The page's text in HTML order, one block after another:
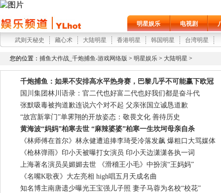
明星娱乐 电视剧
武则天秘史 藏心术 大陆明星 香港明星 韩国明星 台湾明星
您的位置： 捕鱼大作战_千炮捕鱼-游戏网络版 > 明星娱乐 > 大陆明星 >
千炮捕鱼：如果不安排高水平热身赛，巴黎几乎不可能赢下欧冠
国川集团林川语录：官二代也好富二代也好我们都是奋斗代
张默吸毒被拘道歉连说六个对不起 父亲张国立诚恳道歉
“故宫新掌门”单霁翔的开放姿态：敬畏文化 善待历史
黄海波“妈妈”柏寒去世 “麻辣婆婆”柏寒一生坎坷母亲自杀
《林师傅在首尔》林永健遭追捧李琦受冷落发飙 爆粗口大骂媒体
《枪林弹雨》印小天被曝打女演员 印小天边潇潇各执一词
上海著名演员吴媚媚去世 《滑稽王小毛》中扮演“王妈妈”
《名嘴K歌夜》大左亮相 high唱五月天成名曲
知名博主南唐遗少曝光王宝强儿子照 妻子马蓉为名校“校花”